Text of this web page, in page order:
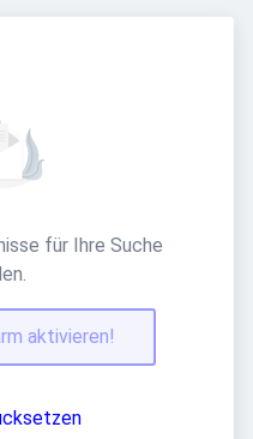
für Ihre Suche
aktivieren!